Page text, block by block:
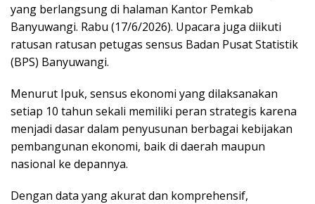
yang berlangsung di halaman Kantor Pemkab
Banyuwangi. Rabu (17/6/2026). Upacara juga diikuti
ratusan ratusan petugas sensus Badan Pusat Statistik
(BPS) Banyuwangi.
Menurut Ipuk, sensus ekonomi yang dilaksanakan
setiap 10 tahun sekali memiliki peran strategis karena
menjadi dasar dalam penyusunan berbagai kebijakan
pembangunan ekonomi, baik di daerah maupun
nasional ke depannya.
Dengan data yang akurat dan komprehensif,